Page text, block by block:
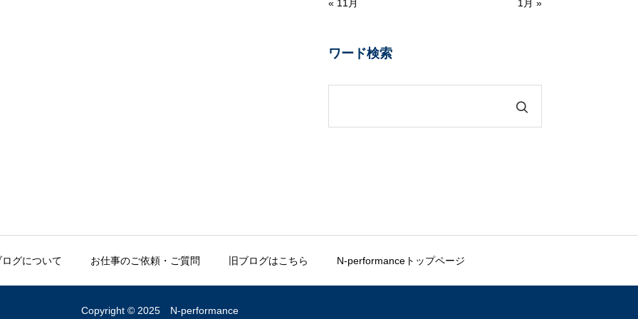
« 11月 1月 »
ワード検索
ログについて お仕事のご依頼・ご質問 旧ブログはこちら N-performanceトップページ
Copyright © 2025 N-performance